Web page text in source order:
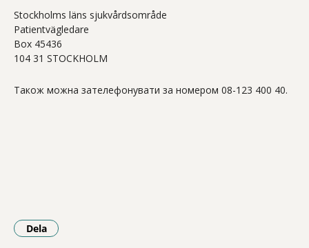
Stockholms läns sjukvårdsområde
Patientvägledare
Box 45436
104 31 STOCKHOLM
Також можна зателефонувати за номером 08-123 400 40.
Dela
- Klicka för att öppna delningsalternativ.